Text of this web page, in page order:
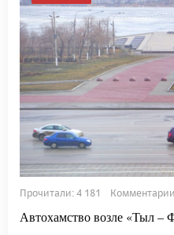
Прочитали: 4 181
Автохамство возле «Тыл –